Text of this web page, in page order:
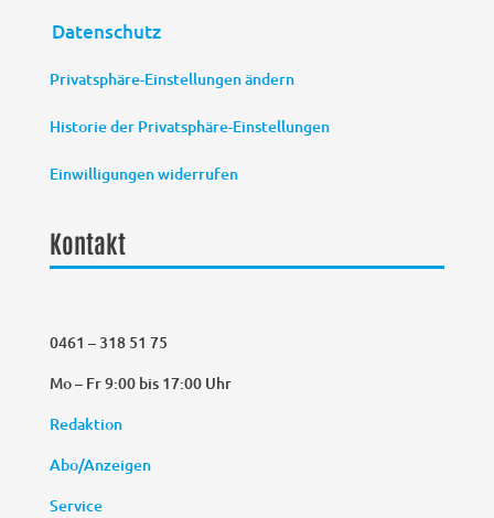
Datenschutz
Privatsphäre-Einstellungen ändern
Historie der Privatsphäre-Einstellungen
Einwilligungen widerrufen
Kontakt
0461 – 318 51 75
Mo – Fr 9:00 bis 17:00 Uhr
Redaktion
Abo/Anzeigen
Service